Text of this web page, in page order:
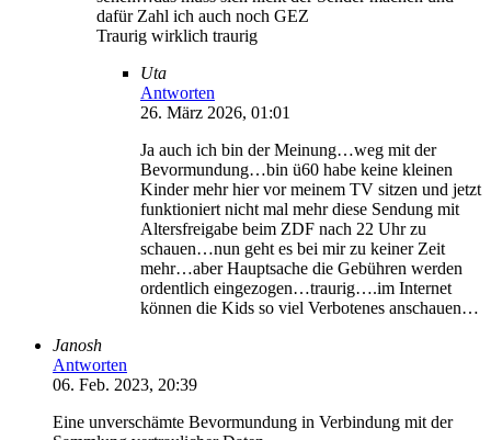
dafür Zahl ich auch noch GEZ
Traurig wirklich traurig
Uta
Antworten
26. März 2026, 01:01
Ja auch ich bin der Meinung…weg mit der
Bevormundung…bin ü60 habe keine kleinen
Kinder mehr hier vor meinem TV sitzen und jetzt
funktioniert nicht mal mehr diese Sendung mit
Altersfreigabe beim ZDF nach 22 Uhr zu
schauen…nun geht es bei mir zu keiner Zeit
mehr…aber Hauptsache die Gebühren werden
ordentlich eingezogen…traurig….im Internet
können die Kids so viel Verbotenes anschauen…
Janosh
Antworten
06. Feb. 2023, 20:39
Eine unverschämte Bevormundung in Verbindung mit der